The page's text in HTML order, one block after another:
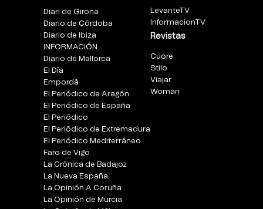
Diari de Girona
Diario de Córdoba
Diario de Ibiza
INFORMACIÓN
Diario de Mallorca
El Día
Empordà
El Periódico de Aragón
El Periódico de España
El Periódico
El Periódico de Extremadura
El Periódico Mediterráneo
Faro de Vigo
La Crónica de Badajoz
La Nueva España
La Opinión A Coruña
La Opinión de Murcia
LevanteTV
InformacionTV
Revistas
Cuore
Stilo
Viajar
Woman